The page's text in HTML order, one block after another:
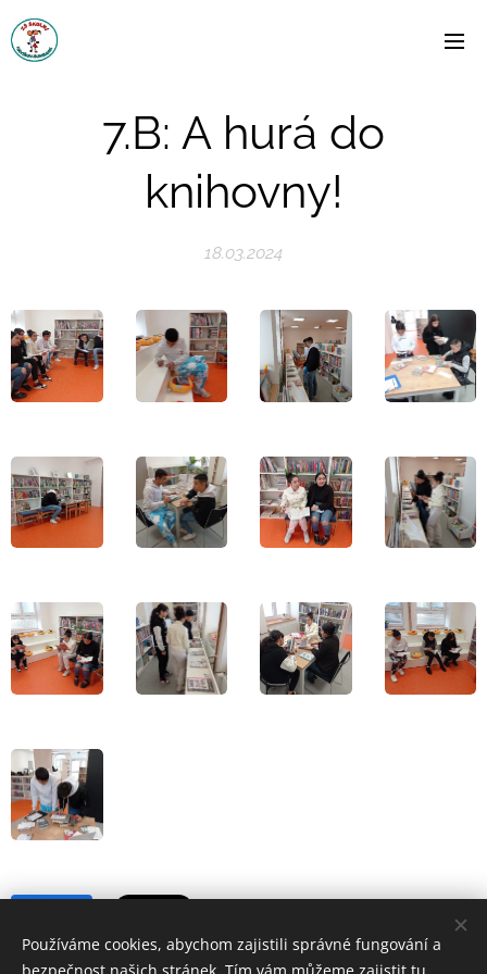
7.B: A hurá do
knihovny!
18.03.2024
Používáme cookies, abychom zajistili správné fungování a